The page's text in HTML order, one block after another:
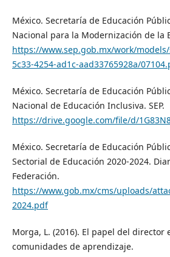
México. Secretaría de Educación
Nacional para la Modernización de la
https://www.sep.gob.mx/work/
5c33-4254-ad1c-aad33765928a/
México. Secretaría de Educación
Nacional de Educación Inclusiva. SEP.
https://drive.google.com/file/d/
México. Secretaría de Educación
Sectorial de Educación 2020-2024.
Federación.
https://www.gob.mx/cms/uploads/
2024.pdf
Morga, L. (2016). El papel del director
comunidades de aprendizaje.